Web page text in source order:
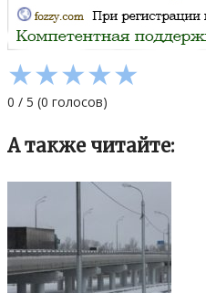
★★★★★
0 / 5 (0 голосов)
А также читайте: